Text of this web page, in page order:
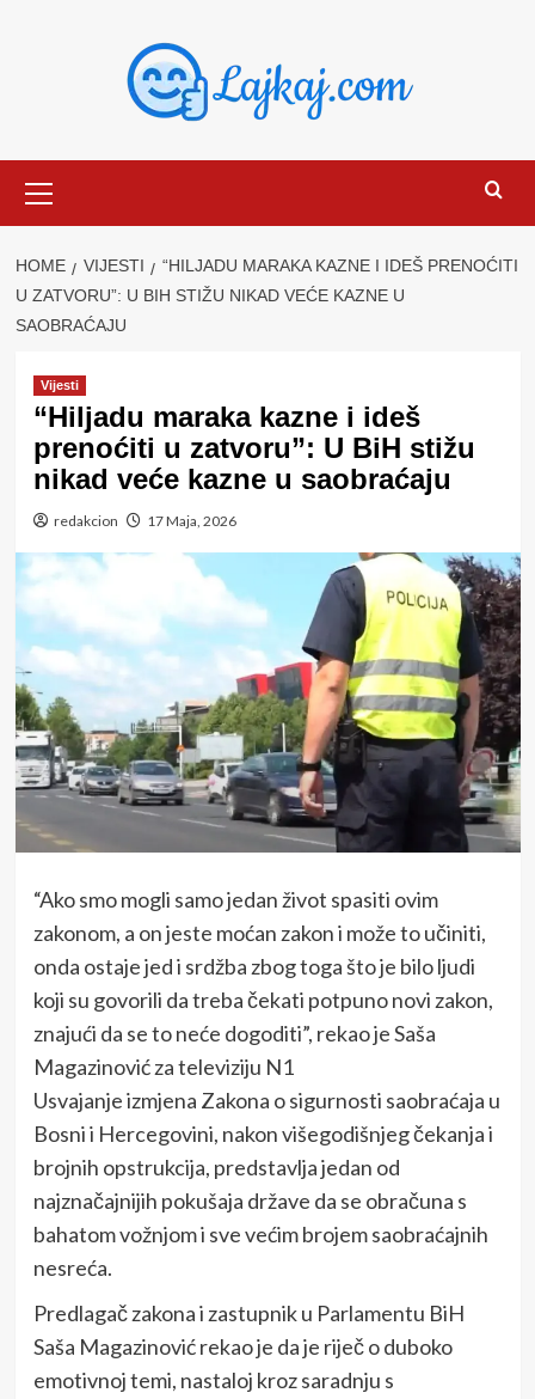
Menu
HOME VIJESTI
“HILJADU MARAKA KAZNE I IDEŠ PRENOĆITI
U ZATVORU”: U BIH STIŽU NIKAD VEĆE KAZNE U
SAOBRAĆAJU
Vijesti
“Hiljadu maraka kazne i ideš
prenoćiti u zatvoru”: U BiH stižu
nikad veće kazne u saobraćaju
redakcion 17 Maja, 2026
“Ako smo mogli samo jedan život spasiti ovim
zakonom, a on jeste moćan zakon i može to učiniti,
onda ostaje jed i srdžba zbog toga što je bilo ljudi
koji su govorili da treba čekati potpuno novi zakon,
znajući da se to neće dogoditi”, rekao je Saša
Magazinović za televiziju N1
Usvajanje izmjena Zakona o sigurnosti saobraćaja u
Bosni i Hercegovini, nakon višegodišnjeg čekanja i
brojnih opstrukcija, predstavlja jedan od
najznačajnijih pokušaja države da se obračuna s
bahatom vožnjom i sve većim brojem saobraćajnih
nesreća.
Predlagač zakona i zastupnik u Parlamentu BiH
Saša Magazinović rekao je da je riječ o duboko
emotivnoj temi, nastaloj kroz saradnju s